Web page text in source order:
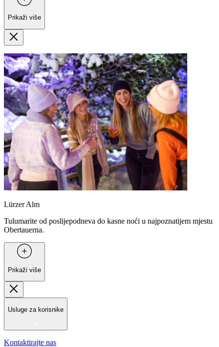
Prikaži više
Lürzer Alm
Tulumarite od poslijepodneva do kasne noći u najpoznatijem mjestu
Obertauerna.
Prikaži više
Usluge za korisnike
Kontaktirajte nas